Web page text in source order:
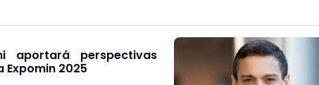
aportará perspectivas
2025